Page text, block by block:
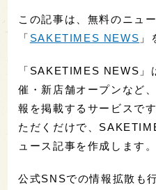
この記事は、無料のニュ
「 SAKETIMES NEWS 」
「SAKETIMES NEWS」
催・新店舗オープンなど
報を掲載するサービスで
ただくだけで、
ュース記事を作成します。
公式SNSでの情報拡散も